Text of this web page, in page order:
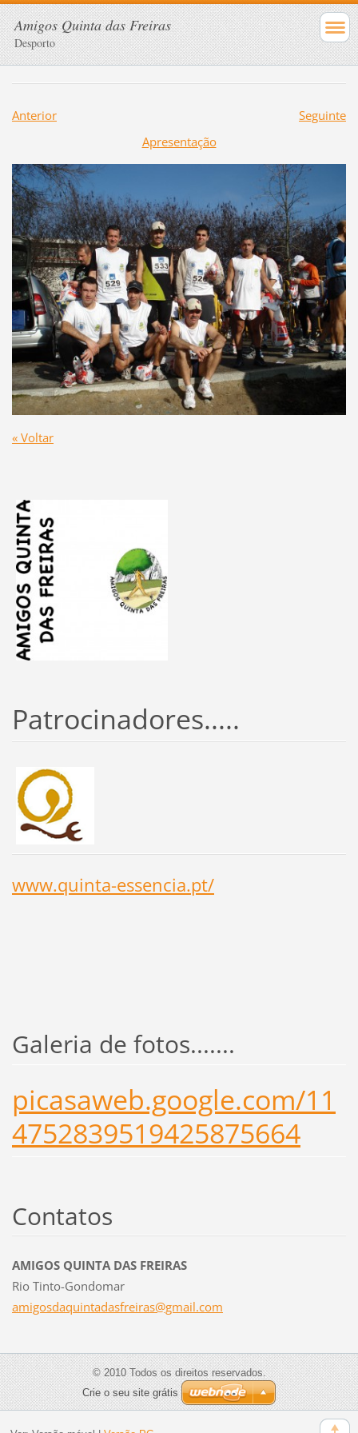
Amigos Quinta das Freiras
Desporto
Anterior
Seguinte
Apresentação
« Voltar
Patrocinadores.....
www.quinta-essencia.pt/
Galeria de fotos.......
picasaweb.google.com/11
4752839519425875664
Contatos
AMIGOS QUINTA DAS FREIRAS
Rio Tinto-Gondomar
amigosdaquintadasfreiras@gmail.com
© 2010 Todos os direitos reservados.
Crie o seu site grátis